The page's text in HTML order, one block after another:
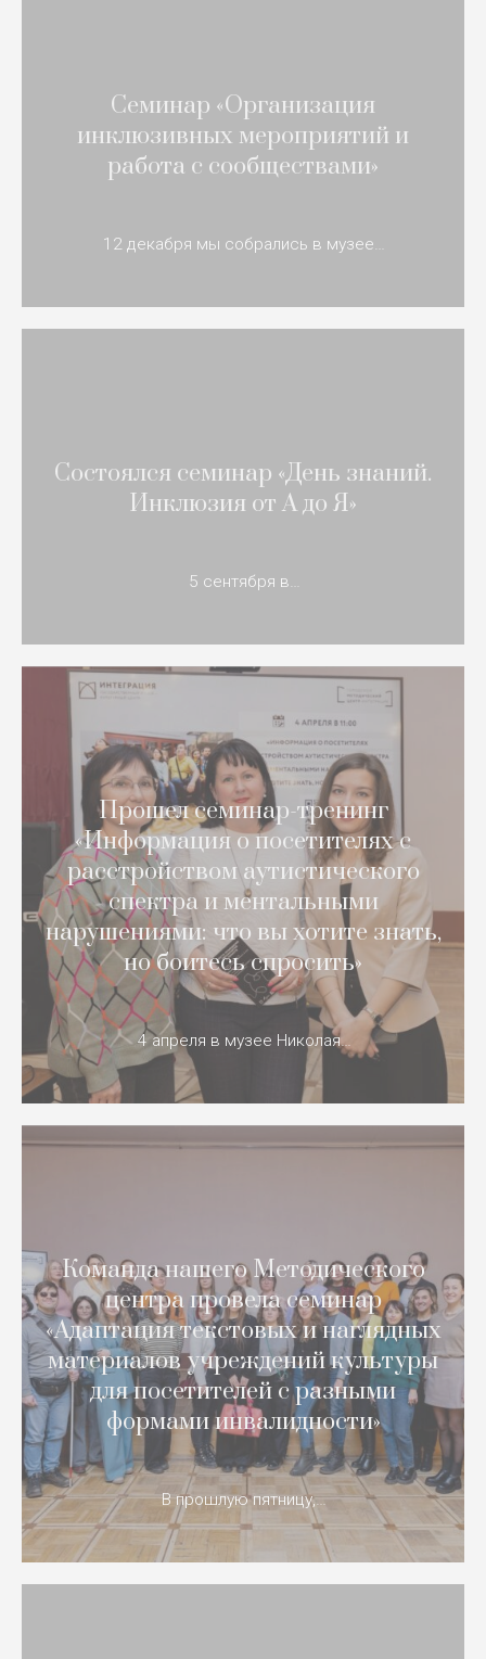
Семинар «Организация
инклюзивных мероприятий и
работа с сообществами»
12 декабря мы собрались в музее…
Состоялся семинар «День знаний.
Инклюзия от А до Я»
5 сентября в…
Прошел семинар-тренинг
«Информация о посетителях с
расстройством аутистического
спектра и ментальными
нарушениями: что вы хотите знать,
но боитесь спросить»
4 апреля в музее Николая…
Команда нашего Методического
центра провела семинар
«Адаптация текстовых и наглядных
материалов учреждений культуры
для посетителей с разными
формами инвалидности»
В прошлую пятницу,…